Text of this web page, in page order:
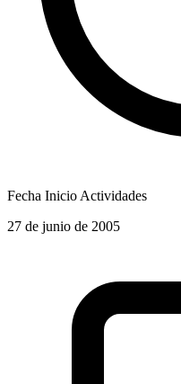
Fecha Inicio Actividades
27 de junio de 2005